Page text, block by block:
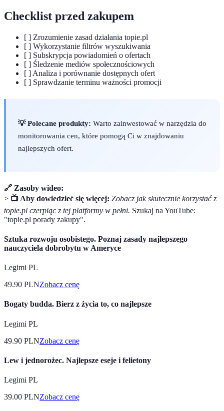
Checklist przed zakupem
[ ] Zrozumienie zasad działania topie.pl
[ ] Wykorzystanie filtrów wyszukiwania
[ ] Subskrypcja powiadomień o ofertach
[ ] Śledzenie mediów społecznościowych
[ ] Analiza i porównanie dostępnych ofert
[ ] Sprawdzanie terminu ważności promocji
💡 Polecane produkty: Warto zainwestować w narzędzia do
monitorowania cen, które pomogą Ci w znajdowaniu
najlepszych ofert.
🔗 Zasoby wideo:
> 📺 Aby dowiedzieć się więcej: Zobacz jak skutecznie korzystać z
topie.pl czerpiąc z tej platformy w pełni. Szukaj na YouTube:
"topie.pl porady zakupy".
Sztuka rozwoju osobistego. Poznaj zasady najlepszego
nauczyciela dobrobytu w Ameryce
Legimi PL
49.90 PLNZobacz cenę
Bogaty budda. Bierz z życia to, co najlepsze
Legimi PL
49.90 PLNZobacz cenę
Lew i jednorożec. Najlepsze eseje i felietony
Legimi PL
39.00 PLNZobacz cenę